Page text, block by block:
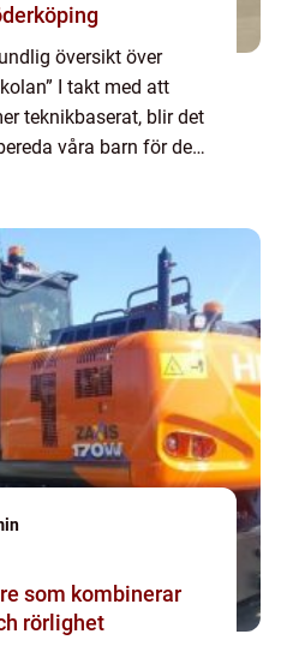
översikt över
I takt med att
teknikbaserat, blir det
våra barn för den
som kombinerar
rörlighet